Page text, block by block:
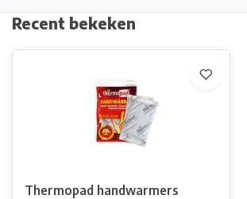
Recent bekeken
Thermopad handwarmers